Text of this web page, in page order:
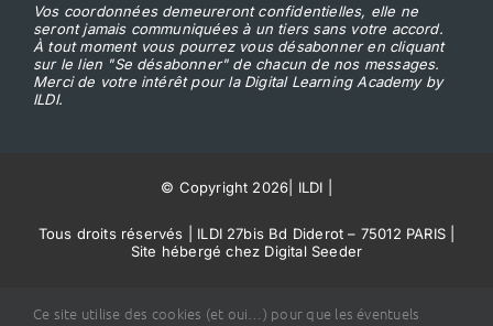
Vos coordonnées demeureront confidentielles, elle ne
seront jamais communiquées à un tiers sans votre accord.
À tout moment vous pourrez vous désabonner en cliquant
sur le lien "Se désabonner" de chacun de nos messages.
Merci de votre intérêt pour la Digital Learning Academy by
ILDI.
© Copyright 2026 ILDI
Tous droits réservés | ILDI 27bis Bd Diderot – 75012 PARIS |
Site hébergé chez Digital Seeder
Ce site utilise des cookies (et oui…) pour que les éventuels